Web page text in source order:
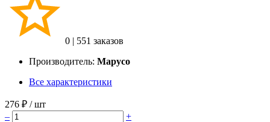
0 | 551 заказов
Производитель: Марусо
Все характеристики
276 ₽ / шт
–
+